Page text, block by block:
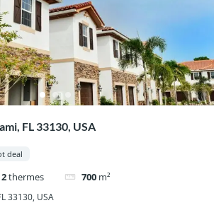
FL 33130, USA
deal
2thermes 700 m²
33130, USA